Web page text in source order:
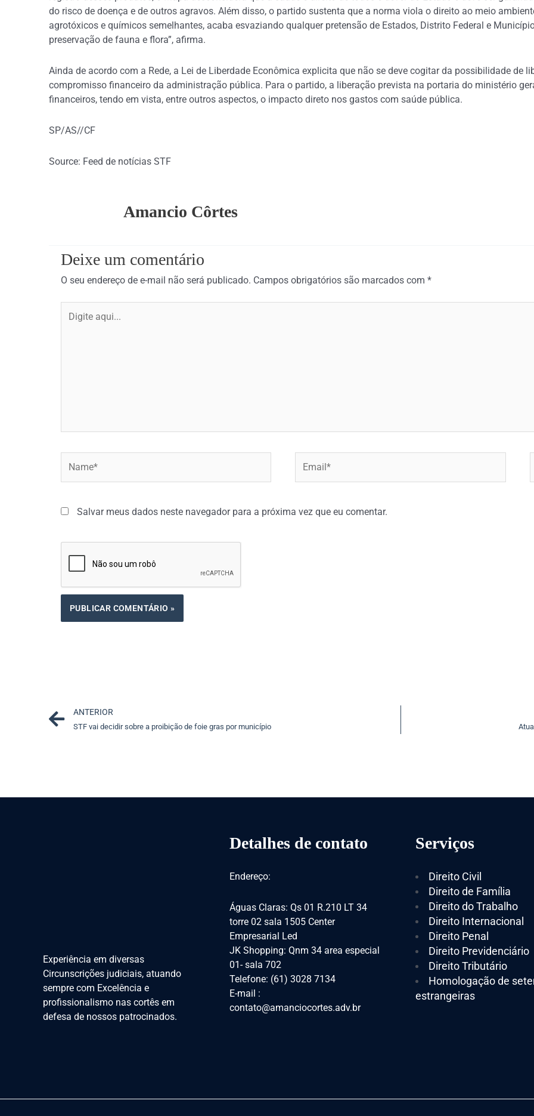
do risco de doença e de outros agravos. Além disso, o partido sustenta que a norma viola o direito ao meio
agrotóxicos e químicos semelhantes, acaba esvaziando qualquer pretensão de Estados, Distrito Federal e
preservação de fauna e flora”, afirma.
Ainda de acordo com a Rede, a Lei de Liberdade Econômica explicita que não se deve cogitar da possibilidade de
compromisso financeiro da administração pública. Para o partido, a liberação prevista na portaria do ministério
financeiros, tendo em vista, entre outros aspectos, o impacto direto nos gastos com saúde pública.
SP/AS//CF
Source: Feed de notícias STF
Amancio Côrtes
Deixe um comentário
O seu endereço de e-mail não será publicado. Campos obrigatórios são marcados com *
aqui...
Salvar meus dados neste navegador para a próxima vez que eu comentar.
Prev
ANTERIOR
STF vai decidir sobre a proibição de foie gras por município
Experiência em diversas
Circunscrições judiciais, atuando
sempre com Excelência e
profissionalismo nas cortês em
defesa de nossos patrocinados.
Detalhes de contato
Endereço:
Águas Claras: Qs 01 R.210 LT 34
torre 02 sala 1505 Center
Empresarial Led
JK Shopping: Qnm 34 area especial
01- sala 702
Telefone: (61) 3028 7134
E-mail :
contato@amanciocortes.adv.br
Serviços
Direito Civil
Direito de Família
Direito do Trabalho
Direito Internacional
Direito Penal
Direito Previdenciário
Direito Tributário
Homologação de
estrangeiras